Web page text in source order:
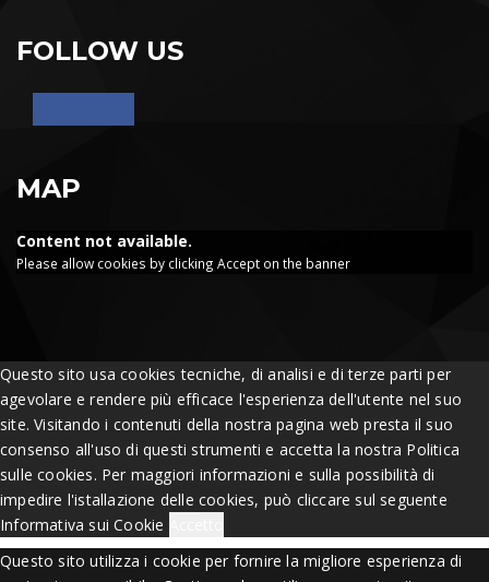
FOLLOW US
MAP
Content not available.
Please allow cookies by clicking Accept on the banner
Questo sito usa cookies tecniche, di analisi e di terze parti per
agevolare e rendere più efficace l'esperienza dell'utente nel suo
site. Visitando i contenuti della nostra pagina web presta il suo
consenso all'uso di questi strumenti e accetta la nostra Politica
sulle cookies. Per maggiori informazioni e sulla possibilità di
impedire l'istallazione delle cookies, può cliccare sul seguente
Informativa sui Cookie
Questo sito utilizza i cookie per fornire la migliore esperienza di